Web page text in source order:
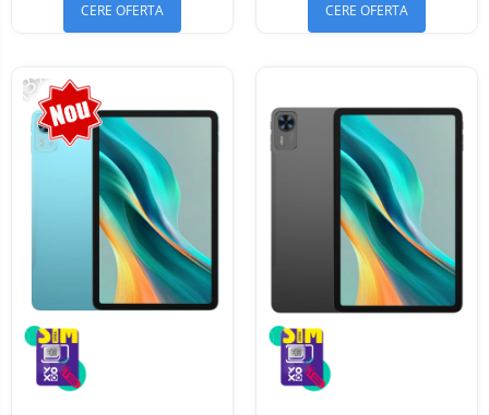
CERE OFERTA CERE OFERTA
-13%